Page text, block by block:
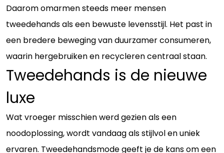
Daarom omarmen steeds meer mensen
tweedehands als een bewuste levensstijl. Het past in
een bredere beweging van duurzamer consumeren,
waarin hergebruiken en recycleren centraal staan.
Tweedehands is de nieuwe
luxe
Wat vroeger misschien werd gezien als een
noodoplossing, wordt vandaag als stijlvol en uniek
ervaren. Tweedehandsmode geeft je de kans om een